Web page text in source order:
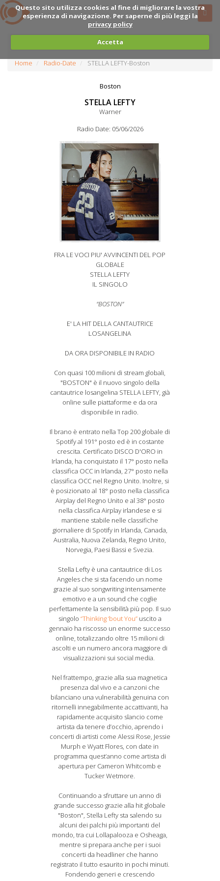
Questo sito utilizza cookies al fine di migliorare la vostra
esperienza di navigazione. Per saperne di più leggi la
privacy policy
Accetta
Home Radio-Date STELLA LEFTY-Boston
Boston
STELLA LEFTY
Warner
Radio Date: 05/06/2026
FRA LE VOCI PIU' AVVINCENTI DEL POP
GLOBALE
STELLA LEFTY
IL SINGOLO
"BOSTON"
E' LA HIT DELLA CANTAUTRICE
LOSANGELINA
DA ORA DISPONIBILE IN RADIO
Con quasi 100 milioni di stream globali,
"BOSTON" è il nuovo singolo della
cantautrice losangelina STELLA LEFTY, già
online sulle piattaforme e da ora
disponibile in radio.
Il brano è entrato nella Top 200 globale di
Spotify al 191° posto ed è in costante
crescita. Certificato DISCO D'ORO in
Irlanda, ha conquistato il 17° posto nella
classifica OCC in Irlanda, 27° posto nella
classifica OCC nel Regno Unito. Inoltre, si
è posizionato al 18° posto nella classifica
Airplay del Regno Unito e al 38° posto
nella classifica Airplay irlandese e si
mantiene stabile nelle classifiche
giornaliere di Spotify in Irlanda, Canada,
Australia, Nuova Zelanda, Regno Unito,
Norvegia, Paesi Bassi e Svezia.
Stella Lefty è una cantautrice di Los
Angeles che si sta facendo un nome
grazie al suo songwriting intensamente
emotivo e a un sound che coglie
perfettamente la sensibilità più pop. Il suo
singolo “Thinking ‘bout You”uscito a
gennaio ha riscosso un enorme successo
online, totalizzando oltre 15 milioni di
ascolti e un numero ancora maggiore di
visualizzazioni sui social media.
Nel frattempo, grazie alla sua magnetica
presenza dal vivo e a canzoni che
bilanciano una vulnerabilità genuina con
ritornelli innegabilmente accattivanti, ha
rapidamente acquisito slancio come
artista da tenere d’occhio, aprendo i
concerti di artisti come Alessi Rose, Jessie
Murph e Wyatt Flores, con date in
programma quest’anno come artista di
apertura per Cameron Whitcomb e
Tucker Wetmore.
Continuando a sfruttare un anno di
grande successo grazie alla hit globale
"Boston", Stella Lefty sta salendo su
alcuni dei palchi più importanti del
mondo, tra cui Lollapalooza e Osheaga,
mentre si prepara anche per i suoi
concerti da headliner che hanno
registrato il tutto esaurito in pochi minuti.
Fondendo generi e crescendo